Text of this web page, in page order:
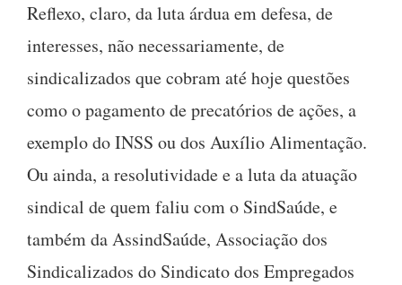
Reflexo, claro, da luta árdua em defesa, de
interesses, não necessariamente, de
sindicalizados que cobram até hoje questões
como o pagamento de precatórios de ações, a
exemplo do INSS ou dos Auxílio Alimentação.
Ou ainda, a resolutividade e a luta da atuação
sindical de quem faliu com o SindSaúde, e
também da AssindSaúde, Associação dos
Sindicalizados do Sindicato dos Empregados